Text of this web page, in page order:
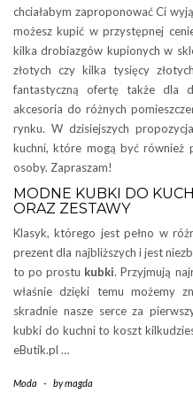
chciałabym zaproponować Ci
możesz kupić w przystępnej
kilka drobiazgów kupionych w
złotych czy kilka tysięcy
fantastyczną ofertę także dla
akcesoria do różnych
rynku. W dzisiejszych
kuchni, które mogą być również
osoby. Zapraszam!
MODNE KUBKI DO
ORAZ ZESTAWY
Klasyk, którego jest pełno w
prezent dla najbliższych i jest
to po prostu kubki. Przyjmują
właśnie dzięki temu możemy
skradnie nasze serce za
kubki do kuchni to koszt
eButik.pl …
Moda - bymagda